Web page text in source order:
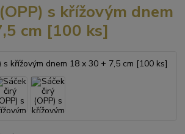
s křížovým dnem
cm [100 ks]